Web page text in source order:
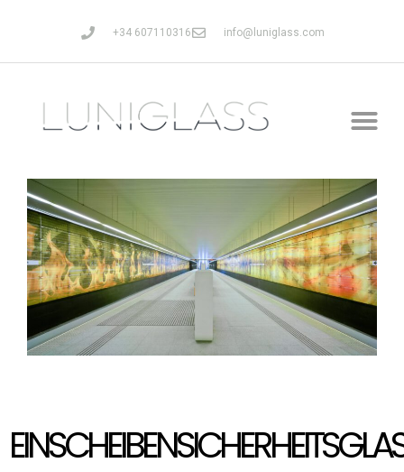
+34 607110316 info@luniglass.com